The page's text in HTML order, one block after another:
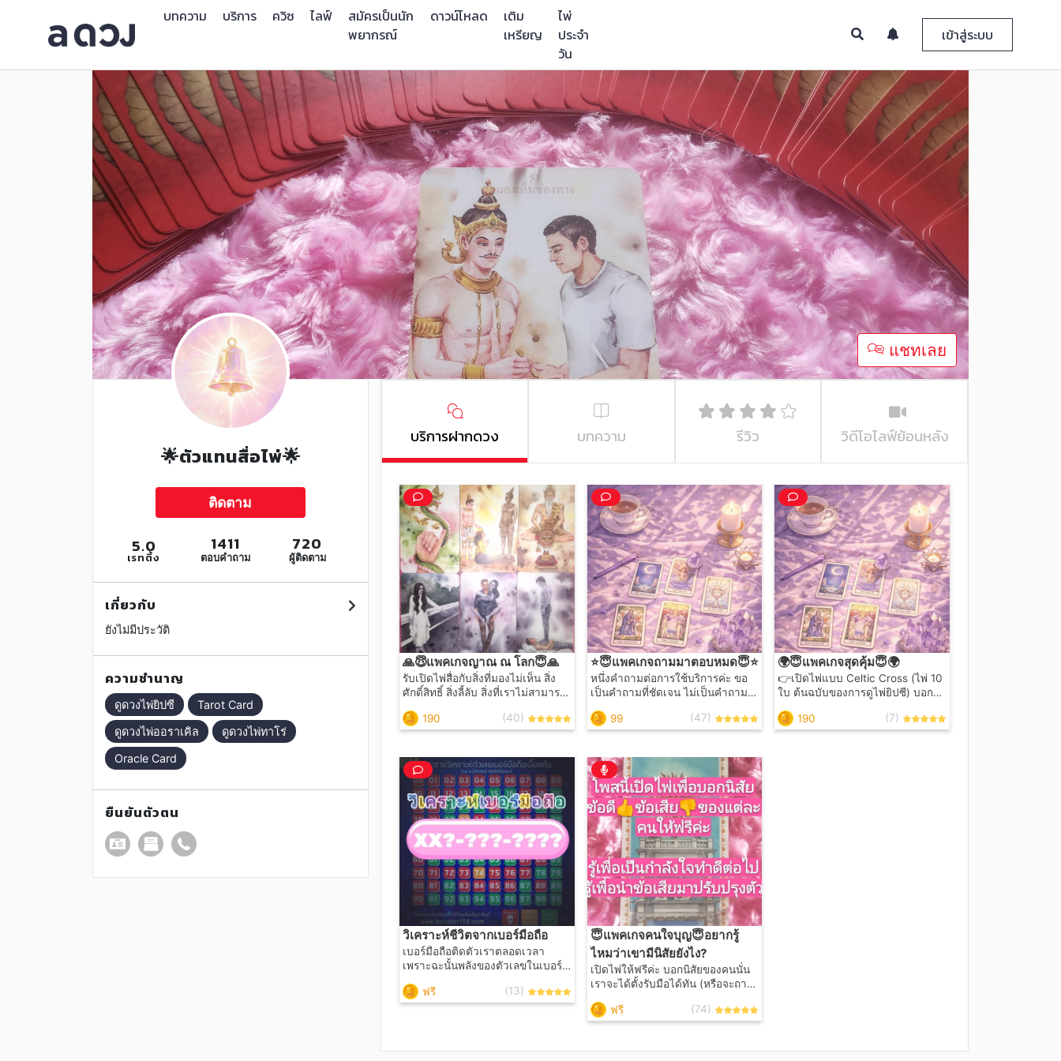
บทความ บริการ ควิซ ไลฟ์
สมัครเป็นนัก
พยากรณ์
ดาวน์โหลด
เติม
เหรียญ
ไพ่
ประจำ
วัน
เข้าสู่ระบบ
แชทเลย
🌟ตัวแทนสื่อไพ่🌟
ติดตาม
5.0
เรทติ้ง
1411
ตอบคำถาม
720
ผู้ติดตาม
เกี่ยวกับ
ยังไม่มีประวัติ
ความชำนาญ
ดูดวงไพ่ยิปซี
Tarot Card
ดูดวงไพ่ออราเคิล
ดูดวงไพ่ทาโร่
Oracle Card
ยืนยันตัวตน
บริการฝากดวง บทความ รีวิว วิดีโอไลฟ์ย้อนหลัง
🙏😇แพคเกจญาณ​ ณ​ โลก😇🙏
รับเปิดไพ่สื่อกับสิ่งที่มองไม่เห็น​ สิ่ง
ศักดิ์สิทธิ์​ สิ่งลี้ลับ​ สิ่งที่เราไม่สามารถ
การให้บริการค่ะ) ด้วยไพ่ชุดญาณ​ ณ​
โลกเป็นชุดไพ่ที่สื่อด้านนี้โดยตรง​ ยิ่ง
ในการสื่อสารได้ดีค่ะ​ 🕯️เปิดรับดูดวง
เปิดไพ่ให้ทุกวัน จันทร์-ศุกร์🕯️ 🕯️เวลา
11.00 น. - 17.00 น. (โดยประมาณ)🕯️
#ไพ่ไม่จำเป็นต้องโกหกเพื่อเอาใจ
ใคร​ #ตัวแทนสื่อไพ่​ #มาดูไพ่กัน
190 (40)
⭐😇แพคเกจถามมาตอบหมด😇⭐
หนึ่งคำถามต่อการใช้บริการค่ะ ขอ
เป็นคำถามที่ชัดเจน ไม่เป็นคำถาม
กับทางบ้านหรือหางานทำเอง อัน
ไหนจะดีกว่า? ❎ ระหว่างไปสอบที่ A
ราะข้้นตอนในการเปิดไพ่ต่อหนึ่ง
คำถามที่อยากทราบ จำเป็นต้องใช้
เวลาและใช้สมาธิพอสมควรในการ
สื่อสารแต่ละครั้งค่ะ 🕯️เปิดรับดูดวง
เปิดไพ่ทุกวัน จันทร์-ศุกร์🕯️ 🕯️เวลา
11.00 น. - 17.00 น. (โดยประมาณ)🕯️
#ไพ่ไม่จำเป็นต้องโกหกเพื่อเอาใจ
ใคร​ #ตัวแทนสื่อไพ่​ #มาดูไพ่กัน
99 (47)
🌍😇แพคเกจสุดคุ้ม😇🌍
👉เปิดไพ่แบบ​ Celtic Cross (ไพ่​ 10
ใบ​ ต้นฉบับของการดูไพ่ยิปซี) บอก
ชีวิตของเรา​/เหตุการณ์รอบตัว/สิ่งที่
ตั้งใจมุ่งหวัง/พื้นฐานดวงผ่านเจอ
190 (7)
วิเคราะห์ชีวิตจากเบอร์มือถือ
เบอร์มือถือติดตัวเราตลอดเวลา
เพราะฉะนั้นพลังของตัวเลขในเบอร์
ที่สุด ศาสตร์พลังตัวเลขอ้างอิงมาจาก
เลขศาสตร์โหราศาสตร์ไทย ทุก
เรียนรู้ 😇ก่อนอื่นรบกวนช่วยกด
ฟรี (13)
😇แพคเกจคนใจบุญ​😇อยากรู้
ไหมว่าเขามีนิสัยยังไง?
เปิดไพ่ให้ฟรีค่ะ​ บอกนิสัยของคนนั่น​
เราจะได้ตั้งรับมือได้ทัน​ (หรือจะถาม
ข้อดี✡️ ✡️รู้นิสัยข้อเสีย✡️ 😇ก่อนอื่น
รบกวนช่วยกดติดตามเป็นกำลังใจให้
ไพ่ให้ทุกวัน จันทร์-ศุกร์🕯️ 🕯️เวลา
ฟรี (74)